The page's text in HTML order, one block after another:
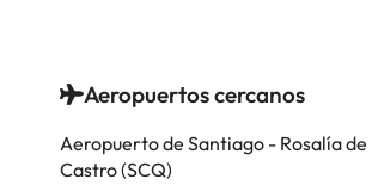
Aeropuertos cercanos
Aeropuerto de Santiago - Rosalía de
Castro (SCQ)